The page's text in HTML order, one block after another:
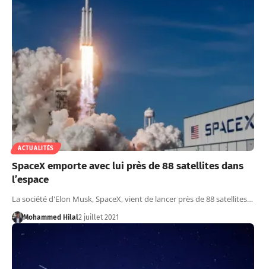
ACTUALITÉS
SpaceX emporte avec lui près de 88 satellites dans
l’espace
La société d'Elon Musk, SpaceX, vient de lancer près de 88 satellites…
Mohammed Hilal2 juillet 2021